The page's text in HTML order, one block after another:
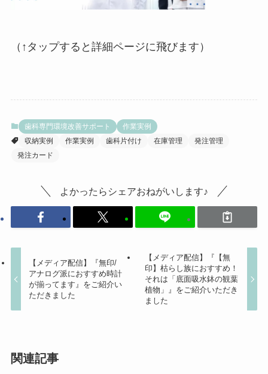
（↑タップすると詳細ページに飛びます）
歯科専門環境改善サポート
作業実例
収納実例
作業実例 歯科片付け 在庫管理
発注管理
発注カード
よかったらシェアおねがいします♪
【メディア配信】『無印/
アナログ派におすすめ時計
が揃ってます』をご紹介い
ただきました
【メディア配信】『【無
印】枯らし族におすすめ！
それは「底面吸水鉢の観葉
植物」』をご紹介いただき
ました
関連記事